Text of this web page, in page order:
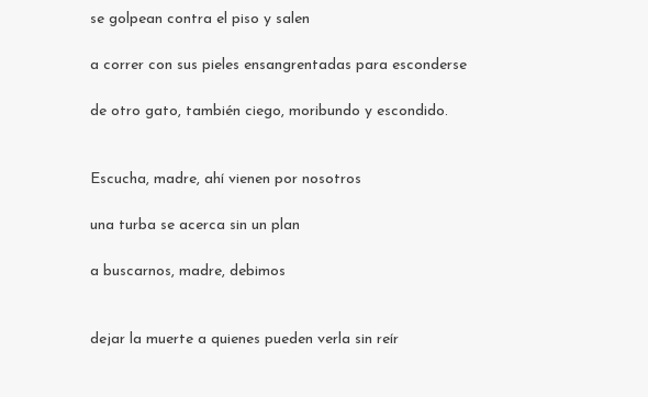
se golpean contra el piso y salen
a correr con sus pieles ensangrentadas para esconderse
de otro gato, también ciego, moribundo y escondido.
Escucha, madre, ahí vienen por nosotros
una turba se acerca sin un plan
a buscarnos, madre, debimos
dejar la muerte a quienes pueden verla sin reír